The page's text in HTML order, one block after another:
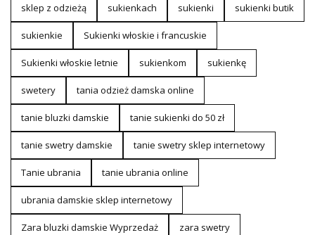
sklep z odzieżą sukienkach sukienki sukienki butik
sukienkie Sukienki włoskie i francuskie
Sukienki włoskie letnie sukienkom sukienkę
swetery tania odzież damska online
tanie bluzki damskie tanie sukienki do 50 zł
tanie swetry damskie tanie swetry sklep internetowy
Tanie ubrania tanie ubrania online
ubrania damskie sklep internetowy
Zara bluzki damskie Wyprzedaż zara swetry